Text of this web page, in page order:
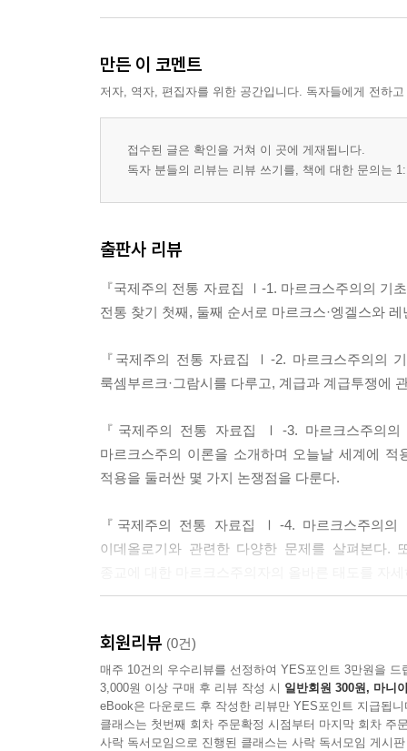
만든 이 코멘트
저자, 역자, 편집자를 위한 공간입니다. 독자들에게 전하
접수된 글은 확인을 거쳐 이 곳에 게재됩니다.
독자 분들의 리뷰는 리뷰 쓰기를, 책에 대한 문의는
출판사 리뷰
『국제주의 전통 자료집 Ⅰ-1. 마르크스주의의 기
전통 찾기 첫째, 둘째 순서로 마르크스·엥겔스와
『국제주의 전통 자료집 Ⅰ-2. 마르크스주의의
룩셈부르크·그람시를 다루고, 계급과 계급투쟁에
『국제주의 전통 자료집 Ⅰ-3. 마르크스주의
마르크스주의 이론을 소개하며 오늘날 세계에
적용을 둘러싼 몇 가지 논쟁점을 다룬다.
『국제주의 전통 자료집 Ⅰ-4. 마르크스주의
이데올로기와 관련한 다양한 문제를 살펴본다.
설명하고, 기후변화 등 환경 문제를 다룬다.
사회주의자의 당면 임무를 밝힌 1990년대 초 문서
『국제주의 전통 자료집 Ⅱ-1. 자본주의와 그 경제
회원리뷰 (0건)
매주 10건의 우수리뷰를 선정하여 YES포인트 3만원을 드
3,000원 이상 구매 후 리뷰 작성 시 일반회원 300원, 마니
eBook은 다운로드 후 작성한 리뷰만 YES포인트 지급됩니
클래스는 첫번째 회차 주문확정 시점부터 마지막 회차 주
사락 독서모임으로 진행된 클래스는 사락 독서모임 게시